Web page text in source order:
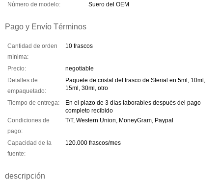
Número de modelo:
Suero del OEM
Pago y Envío Términos
Cantidad de orden
mínima:
10 frascos
Precio:
negotiable
Detalles de
empaquetado:
Paquete de cristal del frasco de Sterial en 5ml, 10ml,
15ml, 30ml, otro
Tiempo de entrega:
En el plazo de 3 días laborables después del pago
completo recibido
Condiciones de
pago:
T/T, Western Union, MoneyGram, Paypal
Capacidad de la
fuente:
120.000 frascos/mes
descripción